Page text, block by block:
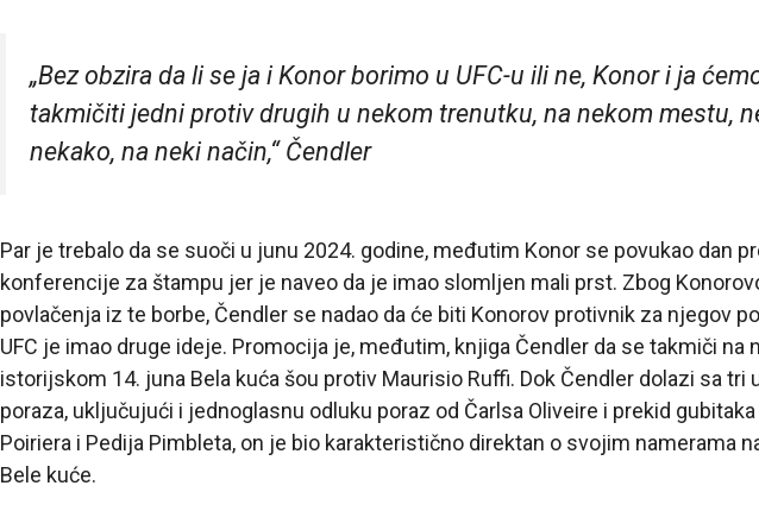
„Bez obzira da li se ja i Konor borimo u UFC-u ili ne, Konor i ja
takmičiti jedni protiv drugih u nekom trenutku, na nekom mestu,
nekako, na neki način,“ Čendler
Par je trebalo da se suoči u junu 2024. godine, međutim Konor se povukao dan
konferencije za štampu jer je naveo da je imao slomljen mali prst. Zbog
povlačenja iz te borbe, Čendler se nadao da će biti Konorov protivnik za njegov
UFC je imao druge ideje. Promocija je, međutim, knjiga Čendler da se takmiči na
istorijskom 14. juna Bela kuća šou protiv Maurisio Ruffi. Dok Čendler dolazi sa tri
poraza, uključujući i jednoglasnu odluku poraz od Čarlsa Oliveire i prekid
Poiriera i Pedija Pimbleta, on je bio karakteristično direktan o svojim namerama
Bele kuće.